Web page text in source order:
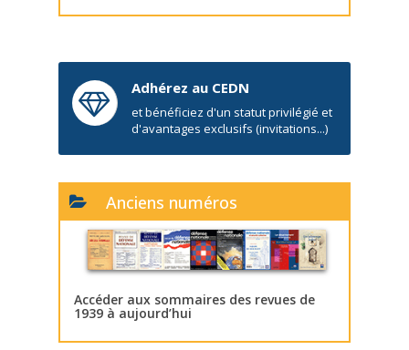
Adhérez au CEDN
et bénéficiez d'un statut privilégié et
d'avantages exclusifs (invitations...)
Anciens numéros
Accéder aux sommaires des revues de
1939 à aujourd’hui